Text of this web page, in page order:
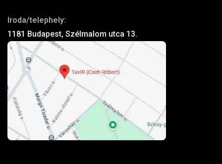
Iroda/telephely:
1181 Budapest, Szélmalom utca 13.